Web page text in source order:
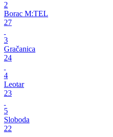
2
Borac M:TEL
27
3
Gračanica
24
4
Leotar
23
5
Sloboda
22